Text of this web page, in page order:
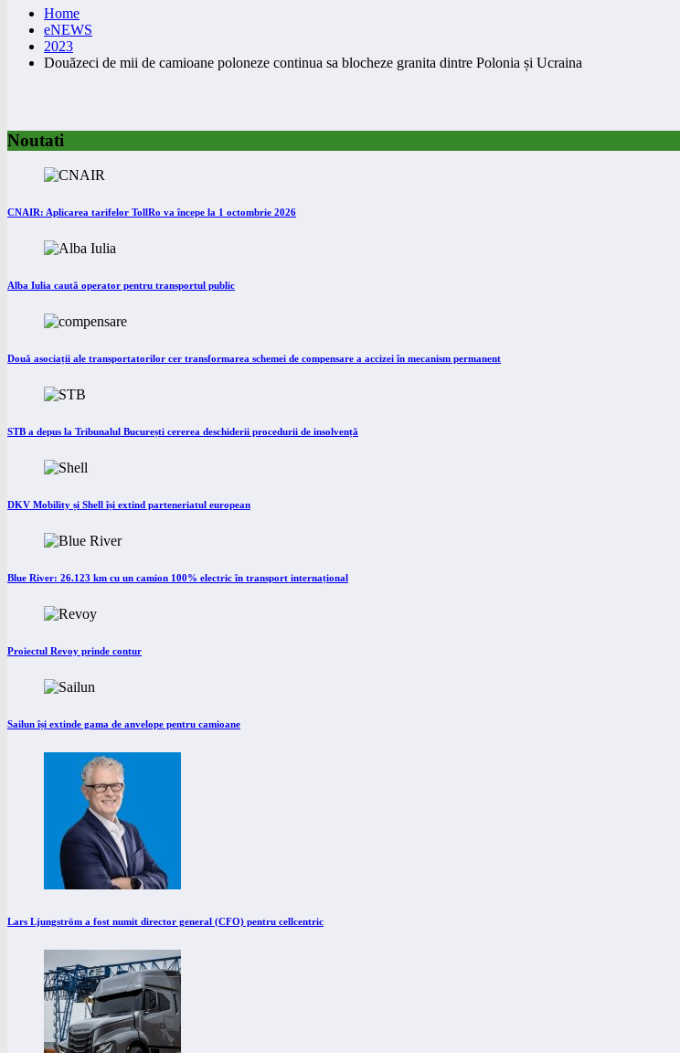
Home
eNEWS
2023
Douăzeci de mii de camioane poloneze continua sa blocheze granita dintre Polonia și Ucraina
Noutati
CNAIR: Aplicarea tarifelor TollRo va începe la 1 octombrie 2026
Alba Iulia caută operator pentru transportul public
Două asociații ale transportatorilor cer transformarea schemei de compensare a accizei în mecanism permanent
STB a depus la Tribunalul București cererea deschiderii procedurii de insolvență
DKV Mobility și Shell își extind parteneriatul european
Blue River: 26.123 km cu un camion 100% electric în transport internațional
Proiectul Revoy prinde contur
Sailun își extinde gama de anvelope pentru camioane
Lars Ljungström a fost numit director general (CFO) pentru cellcentric